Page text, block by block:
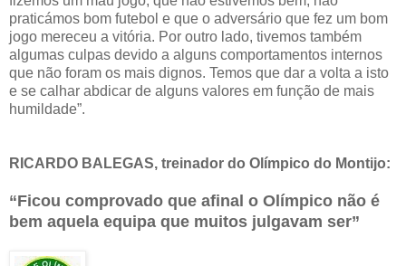
praticámos bom futebol e que o adversário que fez um bom
jogo mereceu a vitória. Por outro lado, tivemos também
algumas culpas devido a alguns comportamentos internos
que não foram os mais dignos. Temos que dar a volta a isto
e se calhar abdicar de alguns valores em função de mais
humildade”.
RICARDO BALEGAS, treinador do Olímpico do Montijo:
“Ficou comprovado que afinal o Olímpico não é
bem aquela equipa que muitos julgavam ser”